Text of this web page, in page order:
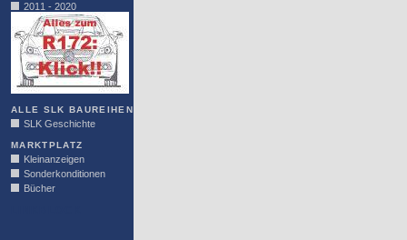
2011 - 2020
ALLE SLK BAUREIHEN
SLK Geschichte
MARKTPLATZ
Kleinanzeigen
Sonderkonditionen
Bücher